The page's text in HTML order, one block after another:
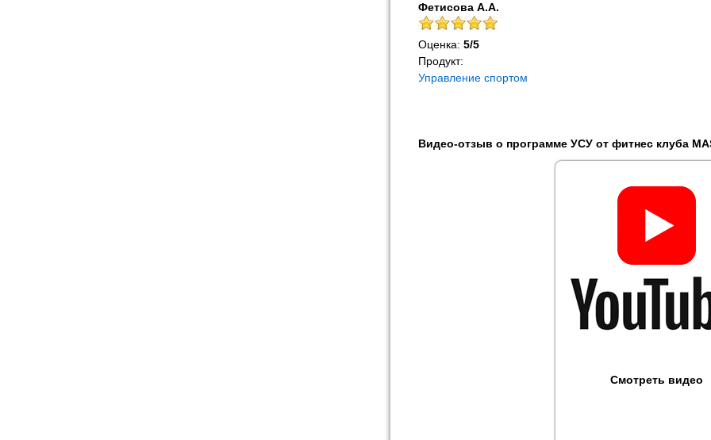
Фетисова А.А.
Оценка: 5/5
Продукт:
Управление спортом
Видео-отзыв о программе УСУ от фитнес клуба
Смотреть видео